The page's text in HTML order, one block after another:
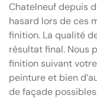
Chatelneuf depuis
hasard lors de ces
finition. La qualité
résultat final. Nous
finition suivant
peinture et bien
de façade